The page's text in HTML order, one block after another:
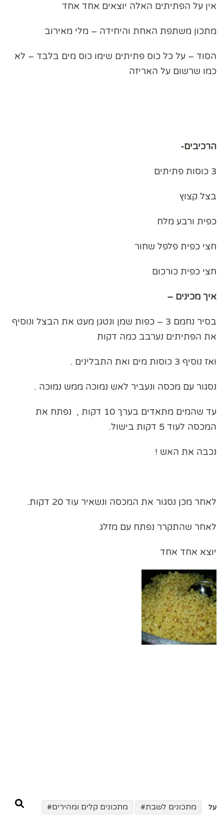
אין על הפתיתים האלה יוצאים אחד אחד
מתכון משתפת האחת והיחידה – מלי מאירוב
הסוד – על כל כוס פתיתים שימו כוס מים בלבד – לא
כמו שרשום על האריזה
הרכיבים-
3 כוסות פתיתים
בצל קצוץ
כפית ורבע מלח
חצי כפית פלפל שחור
חצי כפית כורכום
איך מכינים –
בסיר נחמם 3 – כפות שמן ונטגן מעט את הבצל ונוסיף
את הפתיתים נערבב כמה דקות
ואז נוסיף 3 כוסות מים ואת התבלינים .
נסגור עם מכסה ונעביר לאש נמוכה ממש נמוכה .
עד שהמים מתאדים בערך 10 דקות , נפתח את
המכסה לעוד 5 דקות בישול.
נכבה את האש !
לאחר מכן נסגור את המכסה ונשאיר עוד 20 דקות.
לאחר שהתקרר נפתח עם מזלג
יוצא אחד אחד
על מתכונים לשבת מתכונים קלים ומהירים